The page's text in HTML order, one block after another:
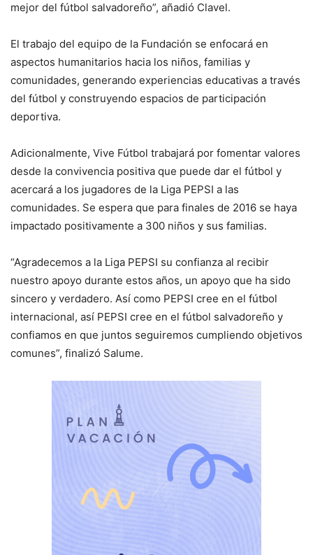
mejor del fútbol salvadoreño”, añadió Clavel.
El trabajo del equipo de la Fundación se enfocará en
aspectos humanitarios hacia los niños, familias y
comunidades, generando experiencias educativas a través
del fútbol y construyendo espacios de participación
deportiva.
Adicionalmente, Vive Fútbol trabajará por fomentar valores
desde la convivencia positiva que puede dar el fútbol y
acercará a los jugadores de la Liga PEPSI a las
comunidades. Se espera que para finales de 2016 se haya
impactado positivamente a 300 niños y sus familias.
“Agradecemos a la Liga PEPSI su confianza al recibir
nuestro apoyo durante estos años, un apoyo que ha sido
sincero y verdadero. Así como PEPSI cree en el fútbol
internacional, así PEPSI cree en el fútbol salvadoreño y
confiamos en que juntos seguiremos cumpliendo objetivos
comunes”, finalizó Salume.